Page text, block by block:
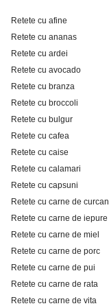
Retete cu afine
Retete cu ananas
Retete cu ardei
Retete cu avocado
Retete cu branza
Retete cu broccoli
Retete cu bulgur
Retete cu cafea
Retete cu caise
Retete cu calamari
Retete cu capsuni
Retete cu carne de curcan
Retete cu carne de iepure
Retete cu carne de miel
Retete cu carne de porc
Retete cu carne de pui
Retete cu carne de rata
Retete cu carne de vita